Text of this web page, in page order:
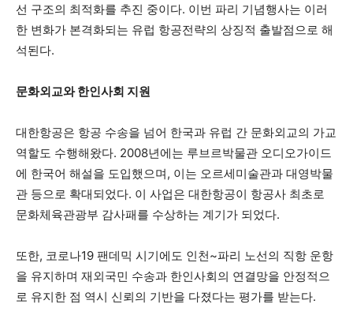
선 구조의 최적화를 추진 중이다. 이번 파리 기념행사는 이러
한 변화가 본격화되는 유럽 항공전략의 상징적 출발점으로 해
석된다.
문화외교와 한인사회 지원
대한항공은 항공 수송을 넘어 한국과 유럽 간 문화외교의 가교
역할도 수행해왔다. 2008년에는 루브르박물관 오디오가이드
에 한국어 해설을 도입했으며, 이는 오르세미술관과 대영박물
관 등으로 확대되었다. 이 사업은 대한항공이 항공사 최초로
문화체육관광부 감사패를 수상하는 계기가 되었다.
또한, 코로나19 팬데믹 시기에도 인천~파리 노선의 직항 운항
을 유지하며 재외국민 수송과 한인사회의 연결망을 안정적으
로 유지한 점 역시 신뢰의 기반을 다졌다는 평가를 받는다.